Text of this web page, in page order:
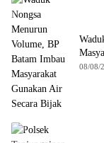
08/08/